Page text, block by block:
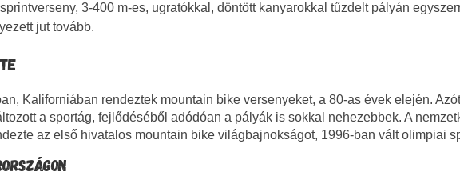
3-400 m-es, ugratókkal, döntött kanyarok­kal tűzdelt pályán
jut tovább.
Kaliforniában rendeztek mountain bike versenyeket, a 80-as évek elején.
a sportág, fejlődéséből adódóan a pályák is sokkal nehezebbek. A
az első hivatalos mountain bike világbajnokságot, 1996-ban vált olimpiai